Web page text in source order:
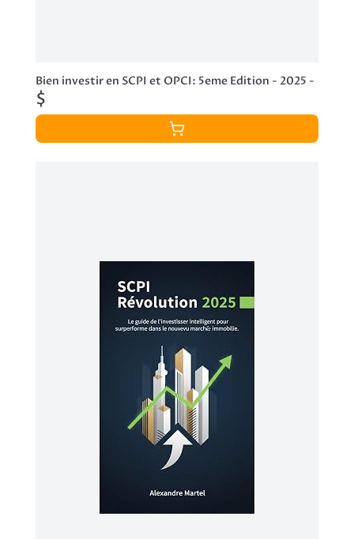
Bien investir en SCPI et OPCI: 5eme Edition - 2025 -
$